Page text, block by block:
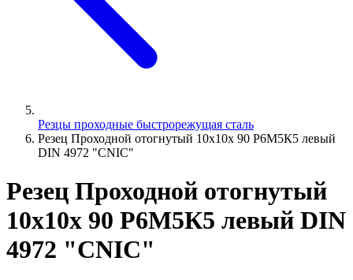
Резцы проходные быстрорежущая сталь
Резец Проходной отогнутый 10х10х 90 Р6М5К5 левый
DIN 4972 "CNIC"
Резец Проходной отогнутый
10х10х 90 Р6М5К5 левый DIN
4972 "CNIC"